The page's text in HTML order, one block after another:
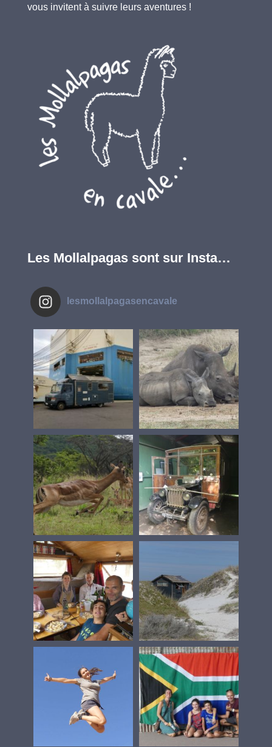
vous invitent à suivre leurs aventures !
Les Mollalpagas sont sur Insta…
lesmollalpagasencavale